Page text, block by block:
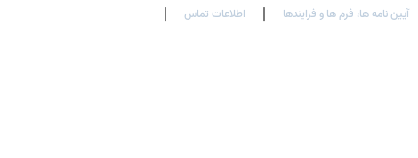
آیین نامه ها، فرم ها و فرایندها اطلاعات تماس